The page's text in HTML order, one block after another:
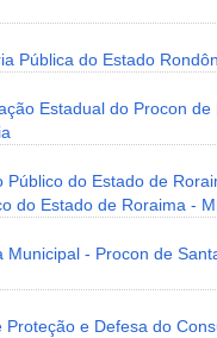
Pública do Estado
Estadual do Procon de
Público do Estado de
do Estado de Roraima -
Municipal - Procon de
Proteção e Defesa do